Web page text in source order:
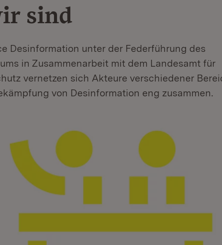
sind
Desinformation unter der Federführung des
in Zusammenarbeit mit dem Landesamt für
vernetzen sich Akteure verschiedener
von Desinformation eng zusammen.